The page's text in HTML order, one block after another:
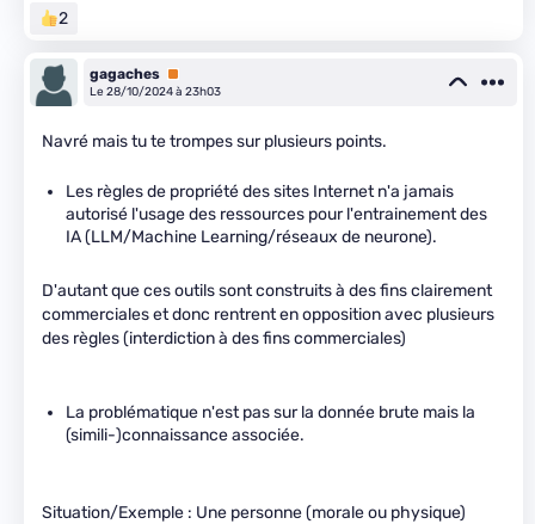
2
gagaches Premium
Le 28/10/2024 à 23h03
Navré mais tu te trompes sur plusieurs points.
Les règles de propriété des sites Internet n'a jamais
autorisé l'usage des ressources pour l'entrainement des
IA (LLM/Machine Learning/réseaux de neurone).
D'autant que ces outils sont construits à des fins clairement
commerciales et donc rentrent en opposition avec plusieurs
des règles (interdiction à des fins commerciales)
La problématique n'est pas sur la donnée brute mais la
(simili-)connaissance associée.
Situation/Exemple : Une personne (morale ou physique)